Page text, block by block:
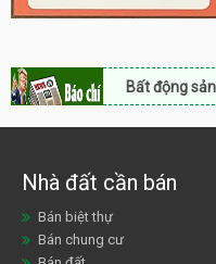
Bất động sản Phan
Nhà đất cần bán
Bán biệt thự
Bán chung cư